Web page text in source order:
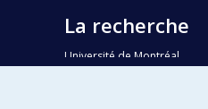
La recherche
Université de Montréal